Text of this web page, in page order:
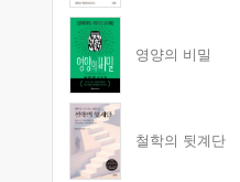
영양의 비밀
철학의 뒷계단